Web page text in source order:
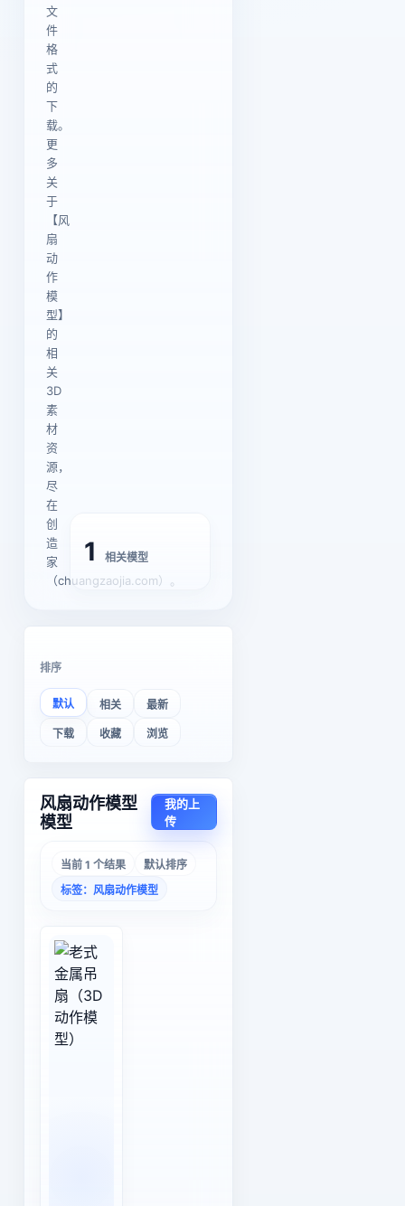
文
件
格
式
的
下
载。
更
多
关
于
【风
扇
动
作
模
型】
的
相
关
3D
素
材
资
源，
尽
在
创
造
家
（chuangzaojia.com）。
1 相关模型
排序
默认 相关 最新
下载 收藏 浏览
风扇动作模型
模型
我的上
传
当前 1 个结果
默认排序
标签：风扇动作模型